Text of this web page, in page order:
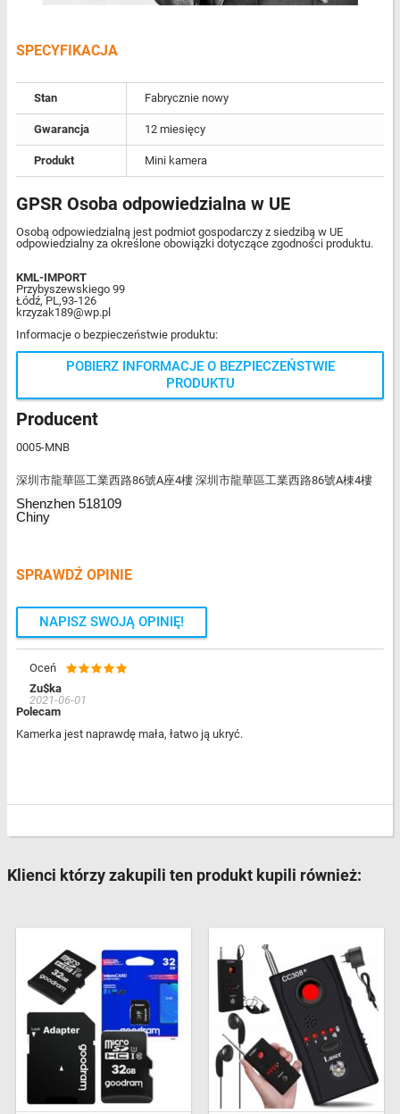
SPECYFIKACJA
Stan Fabrycznie nowy
Gwarancja 12 miesięcy
Produkt Mini kamera
GPSR Osoba odpowiedzialna w UE
Osobą odpowiedzialną jest podmiot gospodarczy z siedzibą w UE
odpowiedzialny za określone obowiązki dotyczące zgodności produktu.
KML-IMPORT
Przybyszewskiego 99
Łódź, PL,93-126
krzyzak189@wp.pl
Informacje o bezpieczeństwie produktu:
POBIERZ INFORMACJE O BEZPIECZEŃSTWIE
PRODUKTU
Producent
0005-MNB
深圳市龍華區工業西路86號A座4樓 深圳市龍華區工業西路86號A棟4樓
Shenzhen 518109
Chiny
SPRAWDŹ OPINIE
NAPISZ SWOJĄ OPINIĘ!
Oceń
Zu$ka
2021-06-01
Polecam
Kamerka jest naprawdę mała, łatwo ją ukryć.
Klienci którzy zakupili ten produkt kupili również: